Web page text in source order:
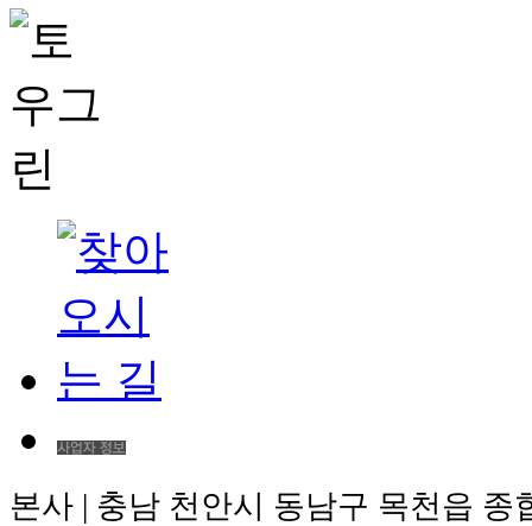
본사 | 충남 천안시 동남구 목천읍 종